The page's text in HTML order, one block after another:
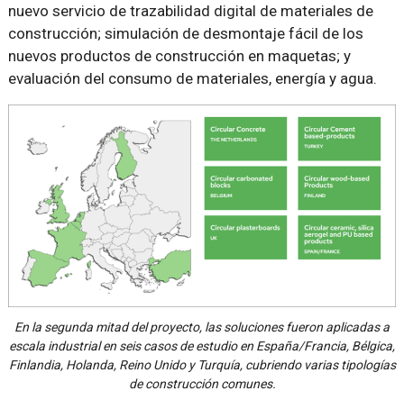
nuevo servicio de trazabilidad digital de materiales de
construcción; simulación de desmontaje fácil de los
nuevos productos de construcción en maquetas; y
evaluación del consumo de materiales, energía y agua.
En la segunda mitad del proyecto, las soluciones fueron aplicadas a
escala industrial en seis casos de estudio en España/Francia, Bélgica,
Finlandia, Holanda, Reino Unido y Turquía, cubriendo varias tipologías
de construcción comunes.